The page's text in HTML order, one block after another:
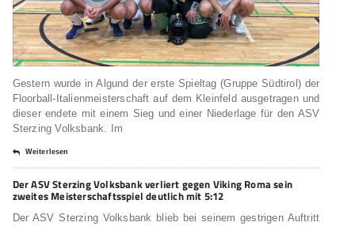
Gestern wurde in Algund der erste Spieltag (Gruppe Südtirol) der
Floorball-Italienmeisterschaft auf dem Kleinfeld ausgetragen und
dieser endete mit einem Sieg und einer Niederlage für den ASV
Sterzing Volksbank. Im
Weiterlesen
Der ASV Sterzing Volksbank verliert gegen Viking Roma sein
zweites Meisterschaftsspiel deutlich mit 5:12
Der ASV Sterzing Volksbank blieb bei seinem gestrigen Auftritt